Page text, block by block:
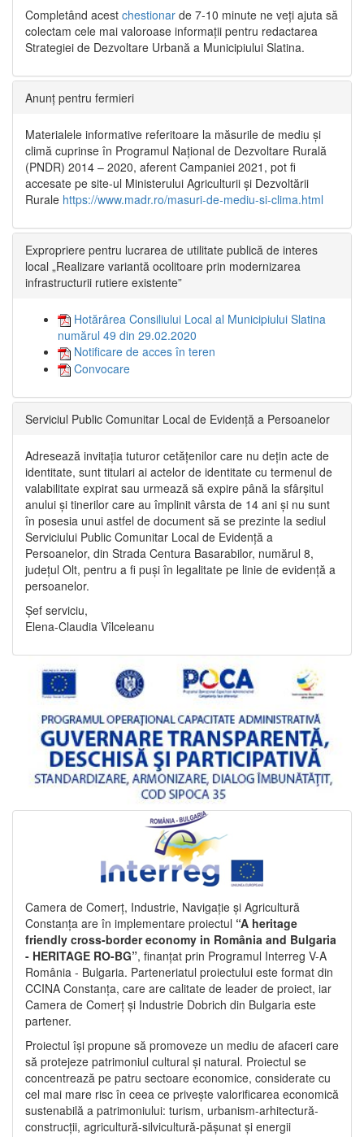
Completând acest chestionar de 7-10 minute ne veți ajuta să
colectam cele mai valoroase informații pentru redactarea
Strategiei de Dezvoltare Urbană a Municipiului Slatina.
Anunț pentru fermieri
Materialele informative referitoare la măsurile de mediu și
climă cuprinse în Programul Național de Dezvoltare Rurală
(PNDR) 2014 – 2020, aferent Campaniei 2021, pot fi
accesate pe site-ul Ministerului Agriculturii și Dezvoltării
Rurale https://www.madr.ro/masuri-de-mediu-si-clima.html
Expropriere pentru lucrarea de utilitate publică de interes
local „Realizare variantă ocolitoare prin modernizarea
infrastructurii rutiere existente”
Hotărârea Consiliului Local al Municipiului Slatina
numărul 49 din 29.02.2020
Notificare de acces în teren
Convocare
Serviciul Public Comunitar Local de Evidență a Persoanelor
Adresează invitația tuturor cetățenilor care nu dețin acte de
identitate, sunt titulari ai actelor de identitate cu termenul de
valabilitate expirat sau urmează să expire până la sfârșitul
anului și tinerilor care au împlinit vârsta de 14 ani și nu sunt
în posesia unui astfel de document să se prezinte la sediul
Serviciului Public Comunitar Local de Evidență a
Persoanelor, din Strada Centura Basarabilor, numărul 8,
județul Olt, pentru a fi puși în legalitate pe linie de evidență a
persoanelor.
Șef serviciu,
Elena-Claudia Vîlceleanu
Camera de Comerț, Industrie, Navigație și Agricultură
Constanța are în implementare proiectul “A heritage
friendly cross-border economy in România and Bulgaria
- HERITAGE RO-BG”, finanțat prin Programul Interreg V-A
România - Bulgaria. Parteneriatul proiectului este format din
CCINA Constanța, care are calitate de leader de proiect, iar
Camera de Comerț și Industrie Dobrich din Bulgaria este
partener.
Proiectul își propune să promoveze un mediu de afaceri care
să protejeze patrimoniul cultural și natural. Proiectul se
concentrează pe patru sectoare economice, considerate cu
cel mai mare risc în ceea ce privește valorificarea economică
sustenabilă a patrimoniului: turism, urbanism-arhitectură-
construcții, agricultură-silvicultură-pășunat și energii